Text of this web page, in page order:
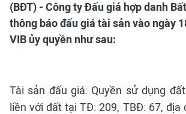
(BĐT) - Công ty Đấu giá hợp danh
thông báo đấu giá tài sản vào ngày
VIB ủy quyền như sau:
Tài sản đấu giá: Quyền sử dụng
liền với đất tại TĐ: 209, TBĐ: 67, địa